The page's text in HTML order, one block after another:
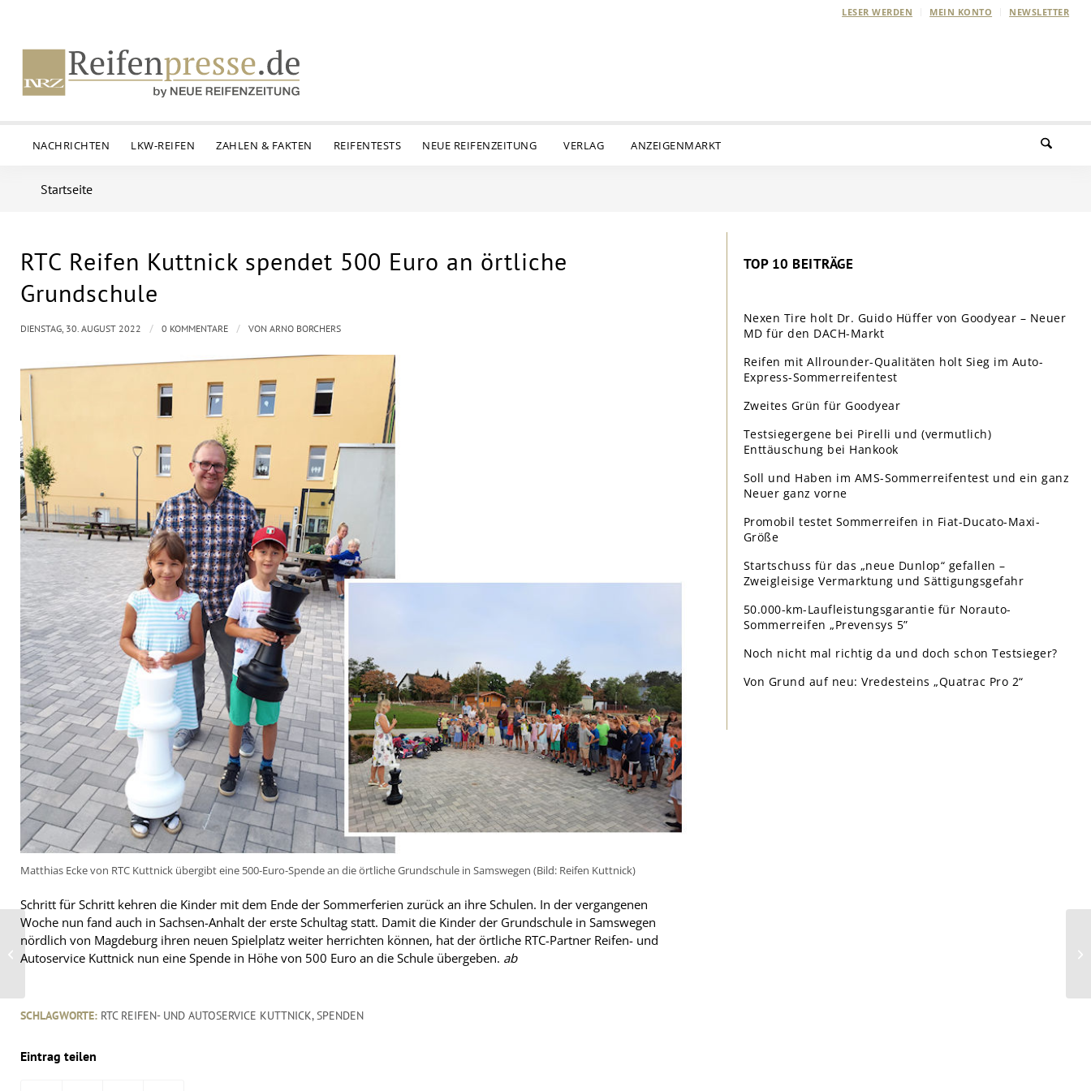
LESER WERDEN MEIN KONTO NEWSLETTER
NACHRICHTEN LKW-REIFEN ZAHLEN & FAKTEN REIFENTESTS NEUE REIFENZEITUNG VERLAG ANZEIGENMARKT
Startseite
RTC Reifen Kuttnick spendet 500 Euro an örtliche
Grundschule
Matthias Ecke von RTC Kuttnick übergibt eine 500-Euro-Spende an die örtliche Grundschule in Samswegen (Bild: Reifen Kuttnick)
Schritt für Schritt kehren die Kinder mit dem Ende der Sommerferien zurück an ihre Schulen. In der vergangenen
Woche nun fand auch in Sachsen-Anhalt der erste Schultag statt. Damit die Kinder der Grundschule in Samswegen
nördlich von Magdeburg ihren neuen Spielplatz weiter herrichten können, hat der örtliche RTC-Partner Reifen- und
Autoservice Kuttnick nun eine Spende in Höhe von 500 Euro an die Schule übergeben. ab
DIENSTAG, 30. AUGUST 2022 / 0 KOMMENTARE / VON ARNO BORCHERS
SCHLAGWORTE: RTC REIFEN- UND AUTOSERVICE KUTTNICK,SPENDEN
Eintrag teilen
TOP 10 BEITRÄGE
Nexen Tire holt Dr. Guido Hüffer von Goodyear – Neuer
MD für den DACH-Markt
Reifen mit Allrounder-Qualitäten holt Sieg im Auto-
Express-Sommerreifentest
Zweites Grün für Goodyear
Testsiegergene bei Pirelli und (vermutlich)
Enttäuschung bei Hankook
Soll und Haben im AMS-Sommerreifentest und ein ganz
Neuer ganz vorne
Promobil testet Sommerreifen in Fiat-Ducato-Maxi-
Größe
Startschuss für das „neue Dunlop“ gefallen –
Zweigleisige Vermarktung und Sättigungsgefahr
50.000-km-Laufleistungsgarantie für Norauto-
Sommerreifen „Prevensys 5”
Noch nicht mal richtig da und doch schon Testsieger?
Von Grund auf neu: Vredesteins „Quatrac Pro 2“
Kumho Tyre wieder auf
der Swiss Automotive
Show dabei